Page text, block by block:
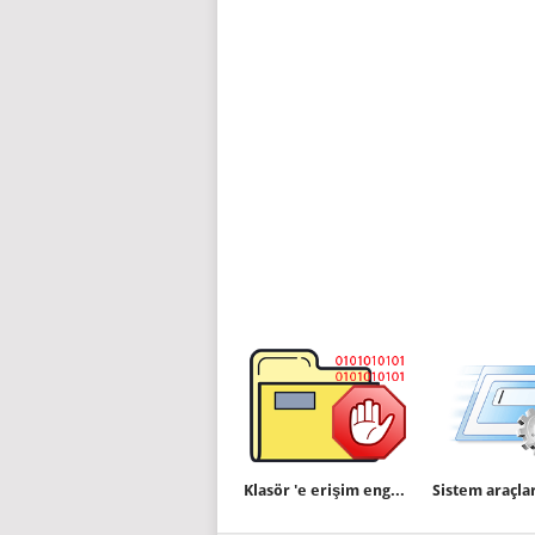
Klasör 'e erişim engellendi sorunu ve çözümü